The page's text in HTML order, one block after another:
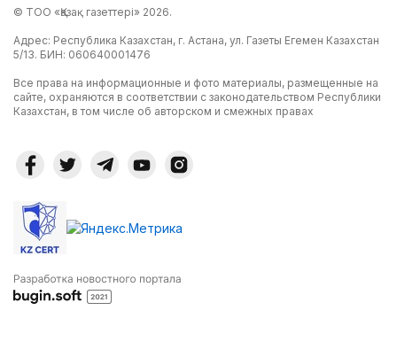
© ТОО «Қазақ газеттері» 2026.
Адрес: Республика Казахстан, г. Астана, ул. Газеты Егемен Казахстан
5/13. БИН: 060640001476
Все права на информационные и фото материалы, размещенные на
сайте, охраняются в соответствии с законодательством Республики
Казахстан, в том числе об авторском и смежных правах